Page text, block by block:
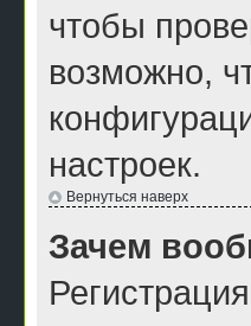
чтобы
возможно,
настроек.
Вернуться наверх
Зачем